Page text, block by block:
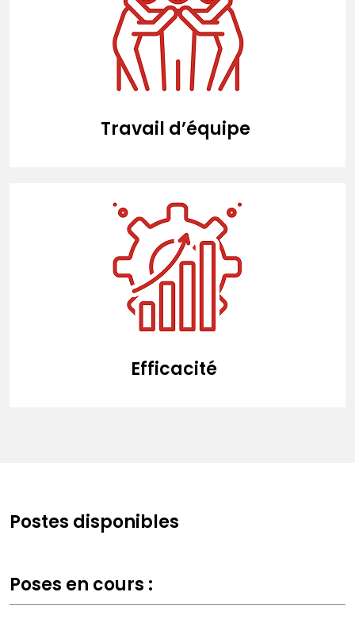
Travail d’équipe
Efficacité
Postes disponibles
Poses en cours :